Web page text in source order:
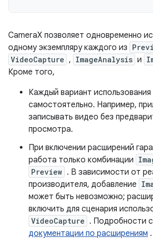
CameraX позволяет одновременно
одному экземпляру каждого из
VideoCapture , ImageAnalysis и
Кроме того,
Каждый вариант
самостоятельно. Например,
записывать видео без
просмотра.
При включении расширений
работа только комбинации
Preview . В зависимости от
производителя, добавление
может быть невозможно;
включить для сценария
VideoCapture . Подробности
документации по расширениям .